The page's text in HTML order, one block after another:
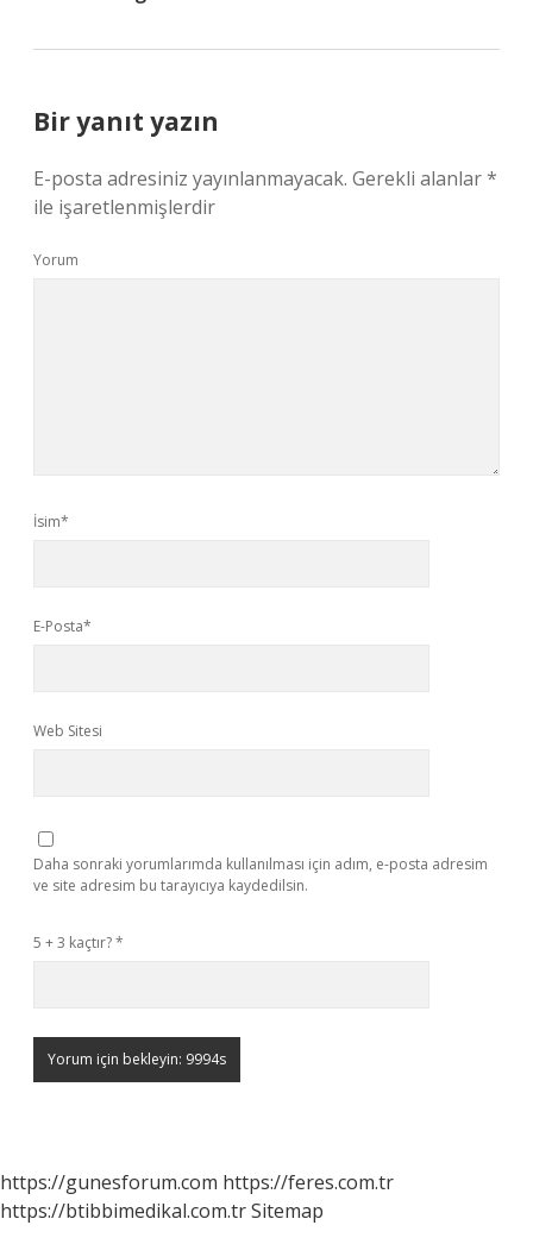
Bir yanıt yazın
E-posta adresiniz yayınlanmayacak. Gerekli alanlar*
ile işaretlenmişlerdir
Yorum
İsim*
E-Posta*
Web Sitesi
Daha sonraki yorumlarımda kullanılması için adım, e-posta adresim
ve site adresim bu tarayıcıya kaydedilsin.
5 + 3 kaçtır?*
https://gunesforum.com https://feres.com.tr
https://btibbimedikal.com.trSitemap